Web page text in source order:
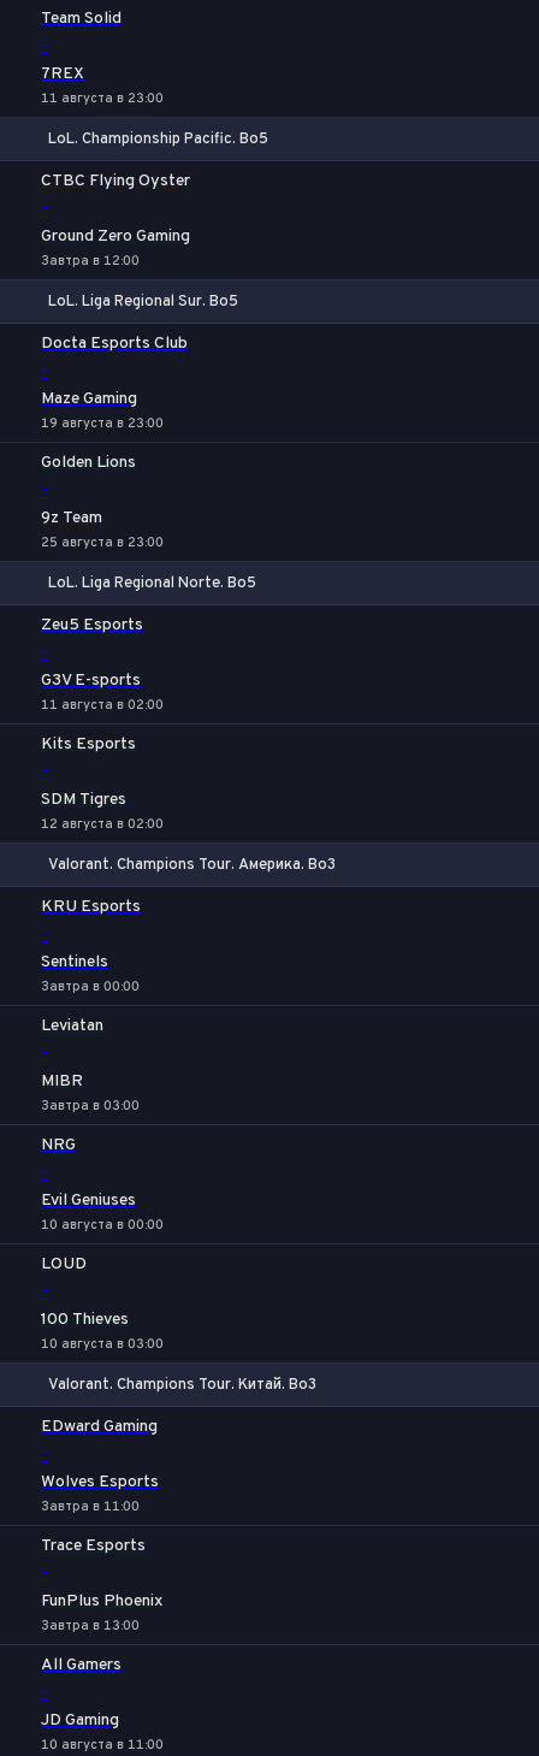
Team Solid
-
7REX
11 августа в 23:00
LoL. Championship Pacific. Bo5
CTBC Flying Oyster
-
Ground Zero Gaming
Завтра в 12:00
LoL. Liga Regional Sur. Bo5
Docta Esports Club
-
Maze Gaming
19 августа в 23:00
Golden Lions
-
9z Team
25 августа в 23:00
LoL. Liga Regional Norte. Bo5
Zeu5 Esports
-
G3V E-sports
11 августа в 02:00
Kits Esports
-
SDM Tigres
12 августа в 02:00
Valorant. Champions Tour. Америка. Bo3
KRU Esports
-
Sentinels
Завтра в 00:00
Leviatan
-
MIBR
Завтра в 03:00
NRG
-
Evil Geniuses
10 августа в 00:00
LOUD
-
100 Thieves
10 августа в 03:00
Valorant. Champions Tour. Китай. Bo3
EDward Gaming
-
Wolves Esports
Завтра в 11:00
Trace Esports
-
FunPlus Phoenix
Завтра в 13:00
All Gamers
-
JD Gaming
10 августа в 11:00